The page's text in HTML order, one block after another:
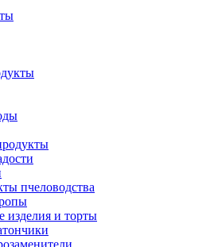
пчеловодства
изделия и торты